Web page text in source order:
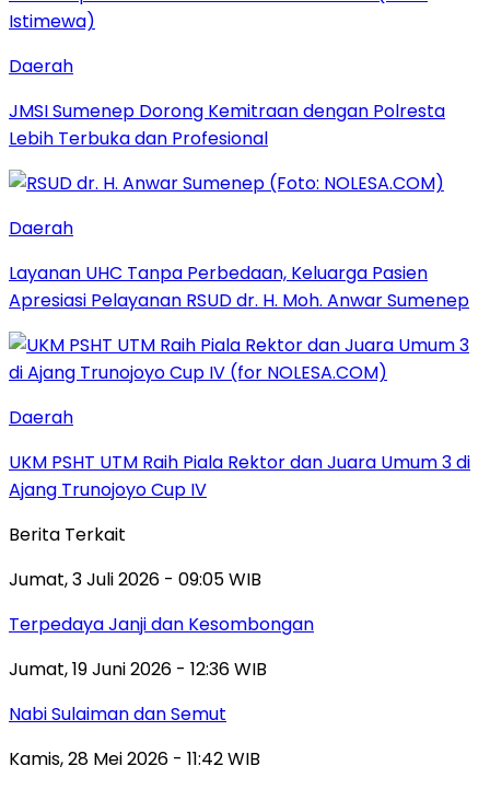
Daerah
JMSI Sumenep Dorong Kemitraan dengan Polresta
Lebih Terbuka dan Profesional
Daerah
Layanan UHC Tanpa Perbedaan, Keluarga Pasien
Apresiasi Pelayanan RSUD dr. H. Moh. Anwar Sumenep
Daerah
UKM PSHT UTM Raih Piala Rektor dan Juara Umum 3 di
Ajang Trunojoyo Cup IV
Berita Terkait
Jumat, 3 Juli 2026 - 09:05 WIB
Terpedaya Janji dan Kesombongan
Jumat, 19 Juni 2026 - 12:36 WIB
Nabi Sulaiman dan Semut
Kamis, 28 Mei 2026 - 11:42 WIB